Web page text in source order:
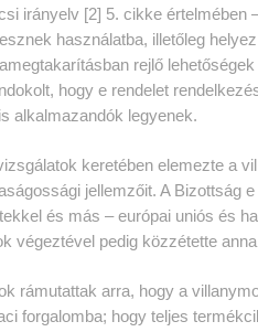
irányelv [2] 5. cikke értelmében
használatba, illetőleg
rejlő
hogy e rendelet
alkalmazandók legyenek.
keretében elemezte a
jellemzőit. A Bizottság
és más – európai uniós és
végeztével pedig közzétette
rámutattak arra, hogy a
forgalomba; hogy teljes